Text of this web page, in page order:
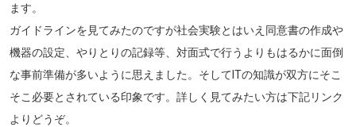
ます。
ガイドラインを見てみたのですが社会実験とはいえ同意書の作成や
機器の設定、やりとりの記録等、対面式で行うよりもはるかに面倒
な事前準備が多いように思えました。そしてITの知識が双方にそこ
そこ必要とされている印象です。詳しく見てみたい方は下記リンク
よりどうぞ。